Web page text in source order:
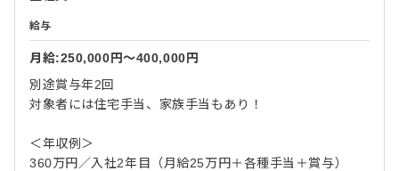
給与
月給:250,000円〜400,000円
別途賞与年2回
対象者には住宅手当、家族手当もあり！
＜年収例＞
360万円／入社2年目（月給25万円＋各種手当＋賞与）